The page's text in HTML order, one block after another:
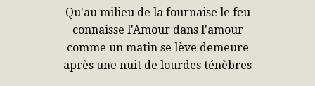
Qu'au milieu de la fournaise le feu
connaisse l'Amour dans l'amour
comme un matin se lève demeure
après une nuit de lourdes ténèbres